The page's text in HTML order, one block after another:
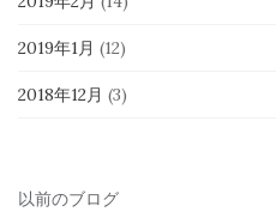
2019年1月 (12)
2018年12月 (3)
以前のブログ